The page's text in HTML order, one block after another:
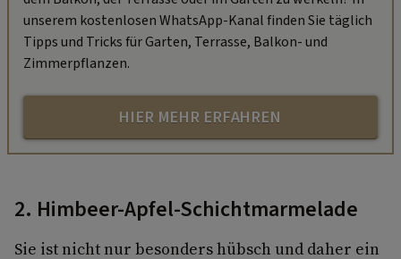
unserem kostenlosen WhatsApp-Kanal finden Sie täglich
Tipps und Tricks für Garten, Terrasse, Balkon- und
Zimmerpflanzen.
HIER MEHR ERFAHREN
2. Himbeer-Apfel-Schichtmarmelade
Sie ist nicht nur besonders hübsch und daher ein